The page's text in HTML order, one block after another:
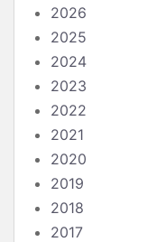
2026
2025
2024
2023
2022
2021
2020
2019
2018
2017